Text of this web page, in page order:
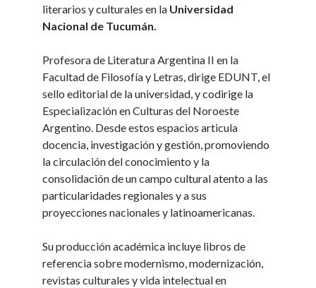
literarios y culturales en la Universidad
Nacional de Tucumán.
Profesora de Literatura Argentina II en la
Facultad de Filosofía y Letras, dirige EDUNT, el
sello editorial de la universidad, y codirige la
Especialización en Culturas del Noroeste
Argentino. Desde estos espacios articula
docencia, investigación y gestión, promoviendo
la circulación del conocimiento y la
consolidación de un campo cultural atento a las
particularidades regionales y a sus
proyecciones nacionales y latinoamericanas.
Su producción académica incluye libros de
referencia sobre modernismo, modernización,
revistas culturales y vida intelectual en